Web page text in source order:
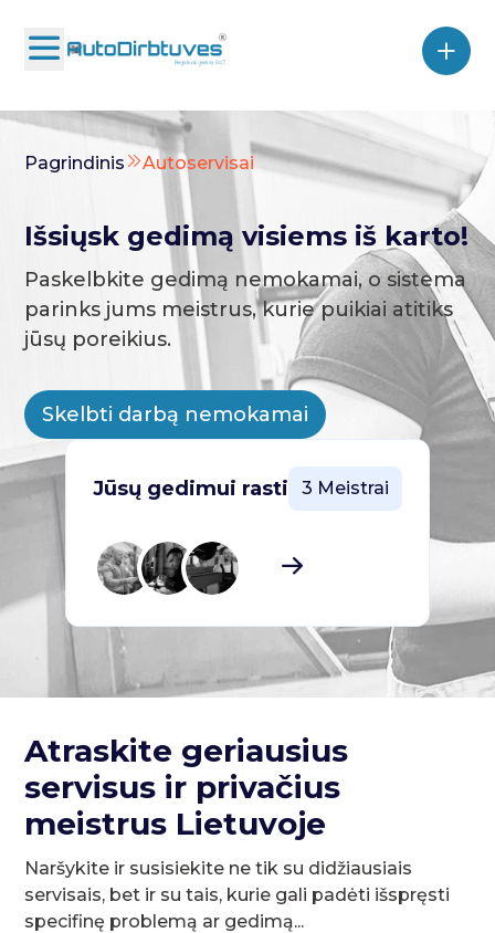
Pagrindinis Autoservisai
Išsiųsk gedimą visiems iš karto!
Paskelbkite gedimą nemokamai, o sistema
parinks jums meistrus, kurie puikiai atitiks
jūsų poreikius.
Skelbti darbą nemokamai
Jūsų gedimui rasti 3 Meistrai
Atraskite geriausius
servisus ir privačius
meistrus Lietuvoje
Naršykite ir susisiekite ne tik su didžiausiais
servisais, bet ir su tais, kurie gali padėti išspręsti
specifinę problemą ar gedimą...